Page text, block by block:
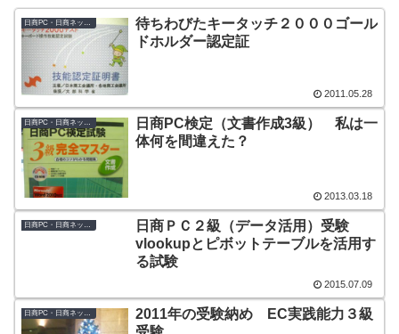
日商PC・日商ネット検定
待ちわびたキータッチ２０００ゴール
ドホルダー認定証
2011.05.28
日商PC・日商ネット検定
日商PC検定（文書作成3級） 私は一
体何を間違えた？
2013.03.18
日商PC・日商ネット検定
日商ＰＣ２級（データ活用）受験
vlookupとピボットテーブルを活用す
る試験
2015.07.09
日商PC・日商ネット検定
2011年の受験納め EC実践能力３級